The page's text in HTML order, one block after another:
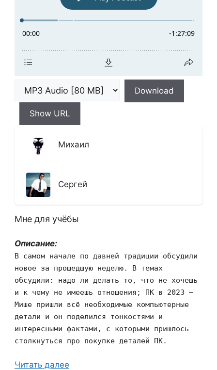
Download
Show URL
Михаил
Сергей
Мне для учёбы
Описание:
В самом начале по давней традиции обсудили
новое за прошедшую неделю. В темах
обсудили: надо ли делать то, что не хочешь
и к чему не имеешь отношения; ПК в 2023 —
Мише пришли всё необходимые компьютерные
детали и он поделился тонкостями и
интересными фактами, с которыми пришлось
столкнуться про покупке деталей ПК.
Читать далее